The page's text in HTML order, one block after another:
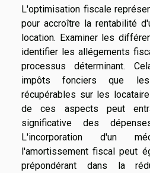
L'optimisation fiscale
pour accroître la rentabilité
location. Examiner les
identifier les allégements
processus déterminant.
impôts fonciers que
récupérables sur les
de ces aspects peut
significative des
L'incorporation d'un
l'amortissement fiscal peut
prépondérant dans la